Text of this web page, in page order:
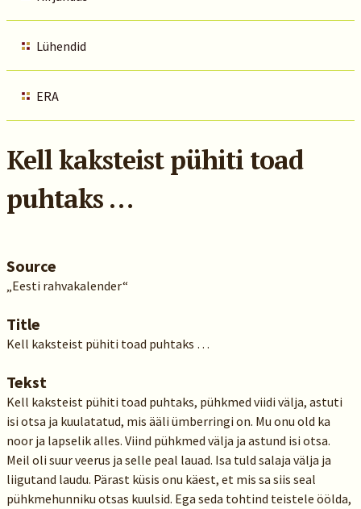
Lühendid
ERA
Kell kaksteist pühiti toad
puhtaks …
Source
„Eesti rahvakalender“
Title
Kell kaksteist pühiti toad puhtaks …
Tekst
Kell kaksteist pühiti toad puhtaks, pühkmed viidi välja, astuti
isi otsa ja kuulatatud, mis ääli ümberringi on. Mu onu old ka
noor ja lapselik alles. Viind pühkmed välja ja astund isi otsa.
Meil oli suur veerus ja selle peal lauad. Isa tuld salaja välja ja
liigutand laudu. Pärast küsis onu käest, et mis sa siis seal
pühkmehunniku otsas kuulsid. Ega seda tohtind teistele öölda,